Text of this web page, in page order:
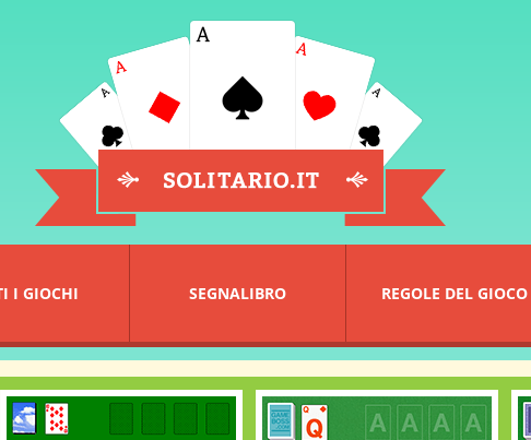
I GIOCHI SEGNALIBRO REGOLE DEL GIOCO